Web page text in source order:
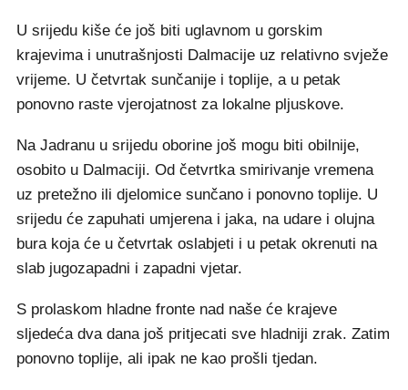
U srijedu kiše će još biti uglavnom u gorskim
krajevima i unutrašnjosti Dalmacije uz relativno svježe
vrijeme. U četvrtak sunčanije i toplije, a u petak
ponovno raste vjerojatnost za lokalne pljuskove.
Na Jadranu u srijedu oborine još mogu biti obilnije,
osobito u Dalmaciji. Od četvrtka smirivanje vremena
uz pretežno ili djelomice sunčano i ponovno toplije. U
srijedu će zapuhati umjerena i jaka, na udare i olujna
bura koja će u četvrtak oslabjeti i u petak okrenuti na
slab jugozapadni i zapadni vjetar.
S prolaskom hladne fronte nad naše će krajeve
sljedeća dva dana još pritjecati sve hladniji zrak. Zatim
ponovno toplije, ali ipak ne kao prošli tjedan.